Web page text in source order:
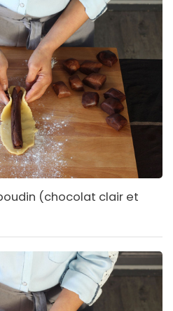
(chocolat clair et